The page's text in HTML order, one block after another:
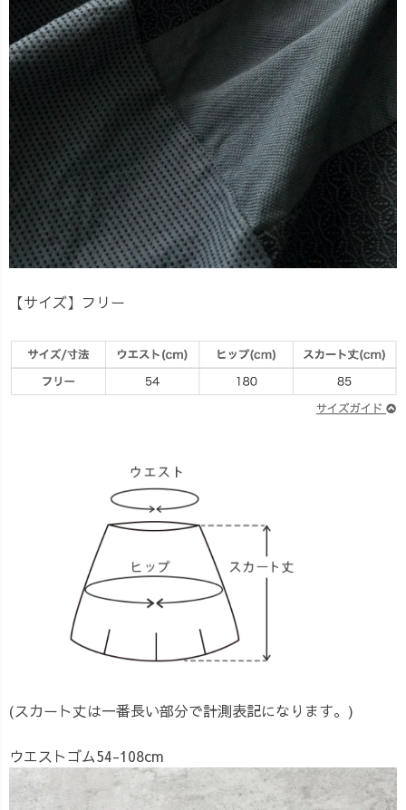
【サイズ】 フリー
(スカート丈は一番長い部分で計測表記になります。)
ウエストゴム54-108cm